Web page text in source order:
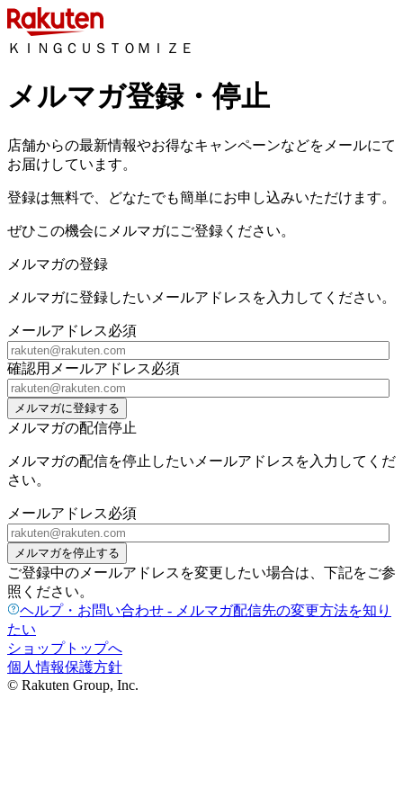
ＫＩＮＧＣＵＳＴＯＭＩＺＥ
メルマガ登録・停止
店舗からの最新情報やお得なキャンペーンなどをメールにて
お届けしています。
登録は無料で、どなたでも簡単にお申し込みいただけます。
ぜひこの機会にメルマガにご登録ください。
メルマガの登録
メルマガに登録したいメールアドレスを入力してください。
メールアドレス必須
確認用メールアドレス必須
メルマガに登録する
メルマガの配信停止
メルマガの配信を停止したいメールアドレスを入力してくだ
さい。
メールアドレス必須
メルマガを停止する
ご登録中のメールアドレスを変更したい場合は、下記をご参
照ください。
ヘルプ・お問い合わせ - メルマガ配信先の変更方法を知り
たい
ショップトップへ
個人情報保護方針
© Rakuten Group, Inc.